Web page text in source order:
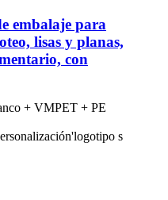
embalaje para
lisas y planas,
con
+ VMPET + PE
'logotipo s